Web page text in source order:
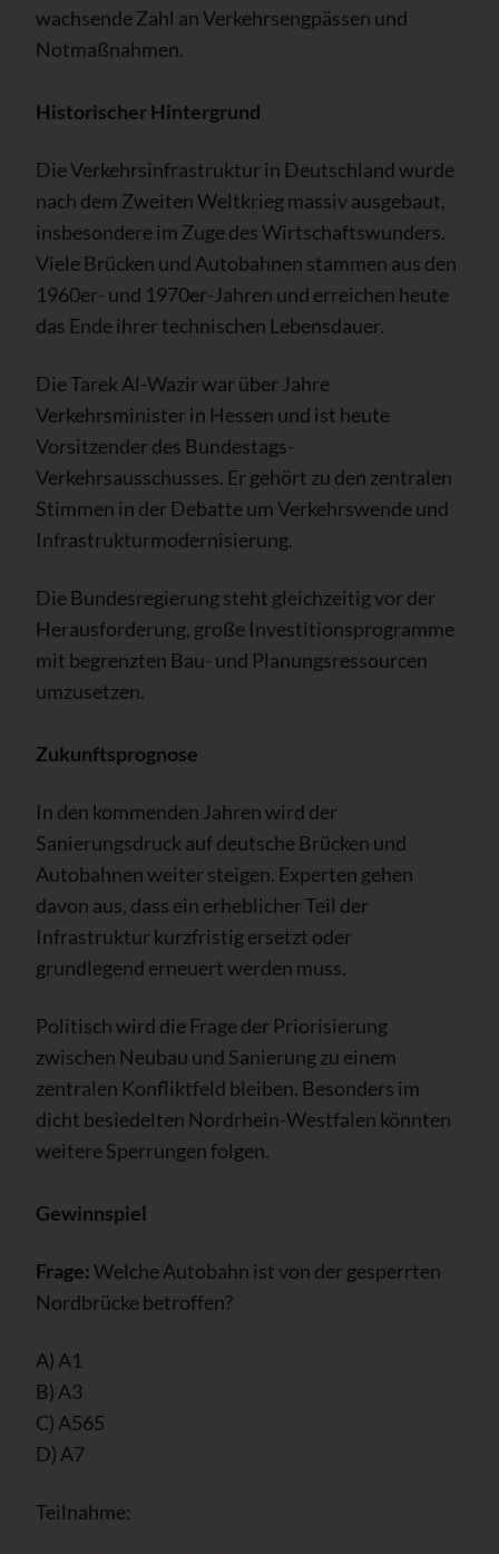
wachsende Zahl an Verkehrsengpässen und
Notmaßnahmen.
Historischer Hintergrund
Die Verkehrsinfrastruktur in Deutschland wurde
nach dem Zweiten Weltkrieg massiv ausgebaut,
insbesondere im Zuge des Wirtschaftswunders.
Viele Brücken und Autobahnen stammen aus den
1960er- und 1970er-Jahren und erreichen heute
das Ende ihrer technischen Lebensdauer.
Die Tarek Al-Wazir war über Jahre
Verkehrsminister in Hessen und ist heute
Vorsitzender des Bundestags-
Verkehrsausschusses. Er gehört zu den zentralen
Stimmen in der Debatte um Verkehrswende und
Infrastrukturmodernisierung.
Die Bundesregierung steht gleichzeitig vor der
Herausforderung, große Investitionsprogramme
mit begrenzten Bau- und Planungsressourcen
umzusetzen.
Zukunftsprognose
In den kommenden Jahren wird der
Sanierungsdruck auf deutsche Brücken und
Autobahnen weiter steigen. Experten gehen
davon aus, dass ein erheblicher Teil der
Infrastruktur kurzfristig ersetzt oder
grundlegend erneuert werden muss.
Politisch wird die Frage der Priorisierung
zwischen Neubau und Sanierung zu einem
zentralen Konfliktfeld bleiben. Besonders im
dicht besiedelten Nordrhein-Westfalen könnten
weitere Sperrungen folgen.
Gewinnspiel
Frage:Welche Autobahn ist von der gesperrten
Nordbrücke betroffen?
A) A1
B) A3
C) A565
D) A7
Teilnahme: